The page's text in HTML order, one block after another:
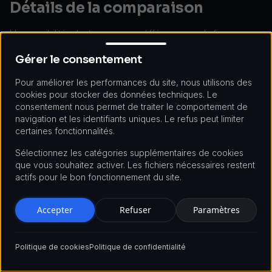
Détails de la comparaison
L'accessibilité, c'est une grosse différence, car la finance
traditionnelle n'est accessible qu'aux investisseurs accrédités
ou à ceux qui ont beaucoup de capital, alors que la
nombre d'investisseurs grâce à la propriété fractionnée.
Lavitesse des transactionsest une autre différence
importante. Les systèmes traditionnels prennent souvent des
jours pour traiter les transactions, tandis que les systèmes
temps réel grâce à la technologie blockchain. Cette
accélération aide à améliorer l'efficacité du capital et à réduire
les risques.
Latransparences'améliore beaucoup avec la tokenisation.
Les processus financiers traditionnels sont souvent opaques
et offrent une visibilité limitée aux participants, tandis que les
totale du processus avec un suivi en temps réel de toutes les
Gérer le consentement
Gérer le consentement
Pour améliorer les performances du site, nous utilisons des
cookies pour stocker des données techniques. Le
consentement nous permet de traiter le comportement de
navigation et les identifiants uniques. Le refus peut limiter
certaines fonctionnalités.
Sélectionnez les catégories supplémentaires de cookies
que vous souhaitez activer. Les fichiers nécessaires restent
actifs pour le bon fonctionnement du site.
Accepter Refuser Paramètres
Politique de cookiesPolitique de confidentialité